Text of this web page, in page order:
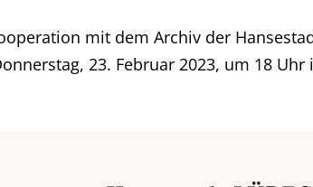
mit dem Archiv der
23. Februar 2023, um 18 Uhr